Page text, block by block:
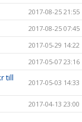
2017-08-25 21:55
2017-08-25 07:45
2017-05-29 14:22
2017-05-07 23:16
till
2017-05-03 14:33
2017-04-13 23:00